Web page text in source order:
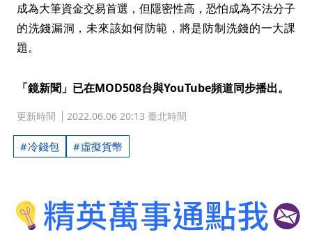
成為大筆資金交易首選，但隱密性高，恐怕成為不法分子
的洗錢漏洞，未來該如何防範，將是防制洗錢的一大課
題。
「鏡新聞」已在MOD508台與YouTube頻道同步播出。
更新時間 2022.06.06 20:13 臺北時間
冷錢包 虛擬貨幣